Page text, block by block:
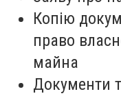
Копію
право
майна
Документи